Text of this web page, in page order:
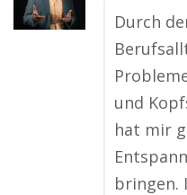
Durch
und
hat mir
bringen.